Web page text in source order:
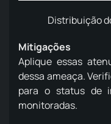
Distribuição
Mitigações
Aplique essas
dessa ameaça.
para o status de
monitoradas.